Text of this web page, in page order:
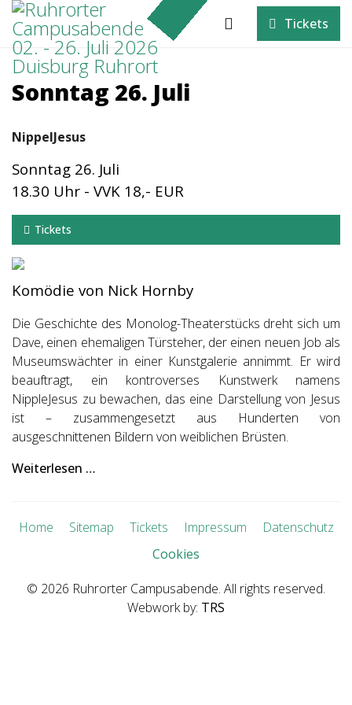
Tickets
Sonntag 26. Juli
NippelJesus
Sonntag 26. Juli
18.30 Uhr - VVK 18,- EUR
Tickets
Komödie von Nick Hornby
Die Geschichte des Monolog-Theaterstücks dreht sich um
Dave, einen ehemaligen Türsteher, der einen neuen Job als
Museumswächter in einer Kunstgalerie annimmt. Er wird
beauftragt, ein kontroverses Kunstwerk namens
NippleJesus zu bewachen, das eine Darstellung von Jesus
ist – zusammengesetzt aus Hunderten von
ausgeschnittenen Bildern von weiblichen Brüsten.
Weiterlesen …
Home Sitemap Tickets Impressum
Datenschutz
Cookies
© 2026 Ruhrorter Campusabende. All rights reserved.
Webwork by: TRS